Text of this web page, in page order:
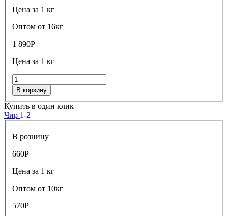
Цена за 1 кг
Оптом от 16кг
1 890Р
Цена за 1 кг
В корзину
Купить в один клик
Чир 1-2
В розницу
660Р
Цена за 1 кг
Оптом от 10кг
570Р